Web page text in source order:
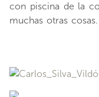
con piscina de la
muchas otras
clásico y
portón para llegar
Una vez dentro, lo
dan hacia un patio